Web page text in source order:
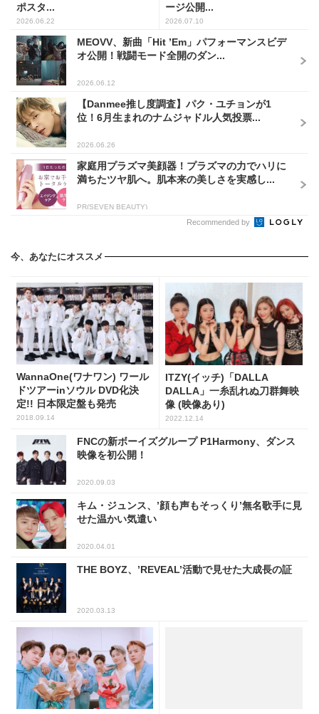
ポスタ...
2026.06.22
ージ公開...
2026.07.10
MEOVV、新曲「Hit ’Em」パフォーマンスビデ
オ公開！戦闘モード全開のダン...
2026.06.12
【Danmee推し度調査】パク・ユチョンが1
位！6月生まれのナムジャドル人気投票...
2026.06.26
家庭用プラズマ美顔器！プラズマの力でハリに
満ちたツヤ肌へ。肌本来の美しさを実感し...
PR(SEVEN BEAUTY)
Recommended by
今、あなたにオススメ
WannaOne(ワナワン) ワール
ドツアーinソウル DVD化決
定!! 日本限定盤も発売
2018.09.14
ITZY(イッチ)「DALLA
DALLA」一糸乱れぬ刀群舞映
像 (映像あり)
2022.12.14
FNCの新ボーイズグループ P1Harmony、ダンス
映像を初公開！
2020.09.03
キム・ジュンス、’顔も声もそっくり’無名歌手に見
せた温かい気遣い
2020.04.01
THE BOYZ、’REVEAL’活動で見せた大成長の証
2020.03.13